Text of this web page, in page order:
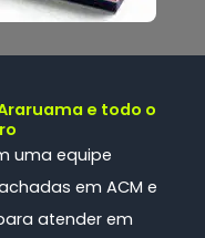
e todo o
uma equipe
em ACM e
atender em